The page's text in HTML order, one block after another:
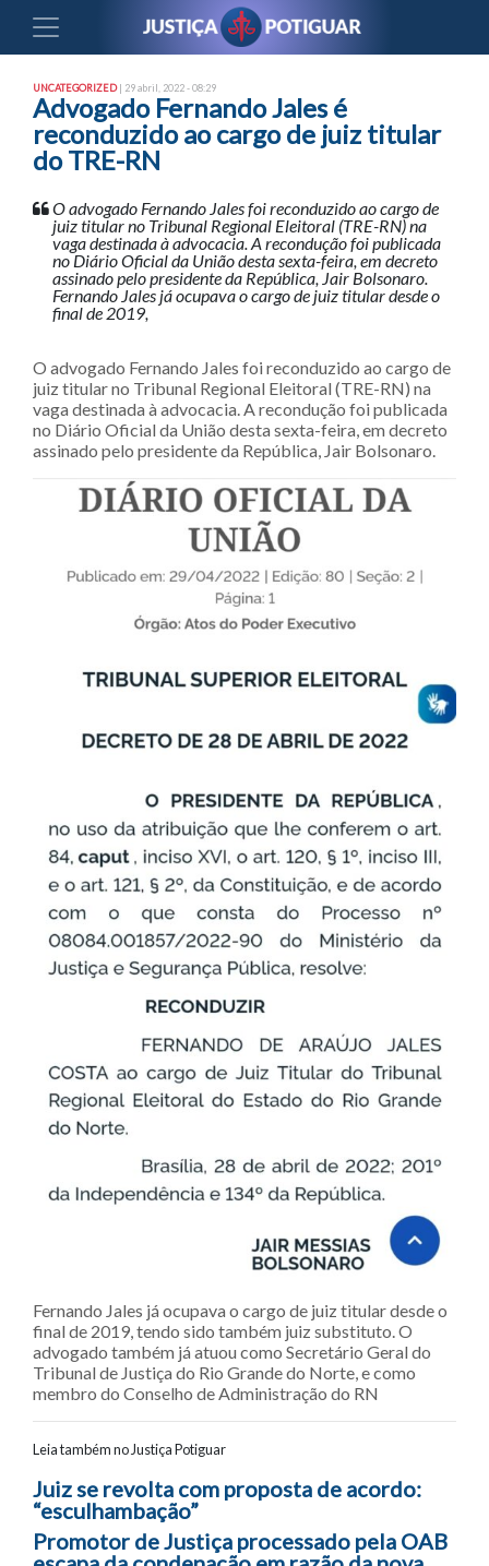
UNCATEGORIZED| 29 abril, 2022 - 08:29
Advogado Fernando Jales é
reconduzido ao cargo de juiz titular
do TRE-RN
O advogado Fernando Jales foi reconduzido ao cargo de
juiz titular no Tribunal Regional Eleitoral (TRE-RN) na
vaga destinada à advocacia. A recondução foi publicada
no Diário Oficial da União desta sexta-feira, em decreto
assinado pelo presidente da República, Jair Bolsonaro.
Fernando Jales já ocupava o cargo de juiz titular desde o
final de 2019,
O advogado Fernando Jales foi reconduzido ao cargo de
juiz titular no Tribunal Regional Eleitoral (TRE-RN) na
vaga destinada à advocacia. A recondução foi publicada
no Diário Oficial da União desta sexta-feira, em decreto
assinado pelo presidente da República, Jair Bolsonaro.
Fernando Jales já ocupava o cargo de juiz titular desde o
final de 2019, tendo sido também juiz substituto. O
advogado também já atuou como Secretário Geral do
Tribunal de Justiça do Rio Grande do Norte, e como
membro do Conselho de Administração do RN
Leia também no Justiça Potiguar
Navegação entre posts
Juiz se revolta com proposta de acordo:
“esculhambação”
Promotor de Justiça processado pela OAB